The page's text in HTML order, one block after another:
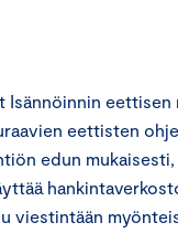
eettisten
edun
viestintään